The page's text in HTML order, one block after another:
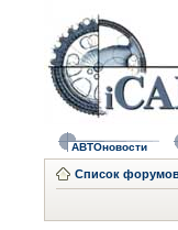
АВТОновости
Список